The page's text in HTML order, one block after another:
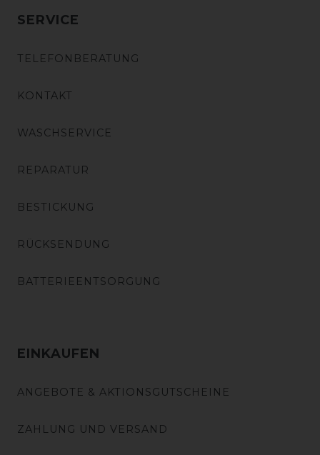
SERVICE
TELEFONBERATUNG
KONTAKT
WASCHSERVICE
REPARATUR
BESTICKUNG
RÜCKSENDUNG
BATTERIEENTSORGUNG
EINKAUFEN
ANGEBOTE & AKTIONSGUTSCHEINE
ZAHLUNG UND VERSAND